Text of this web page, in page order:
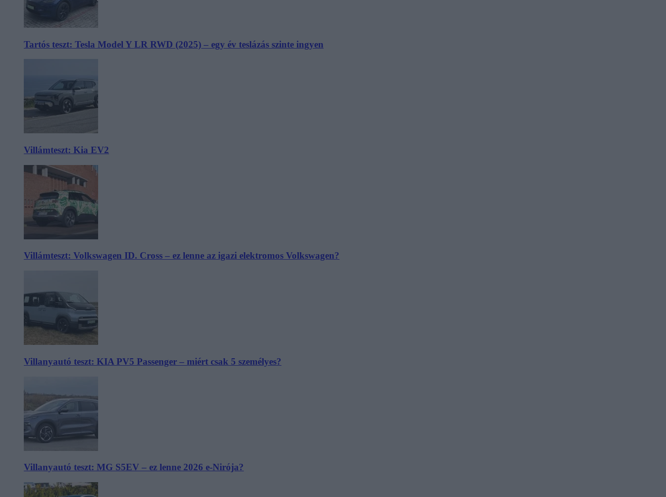
Tartós teszt: Tesla Model Y LR RWD (2025) – egy év teslázás szinte ingyen
Villámteszt: Kia EV2
Villámteszt: Volkswagen ID. Cross – ez lenne az igazi elektromos Volkswagen?
Villanyautó teszt: KIA PV5 Passenger – miért csak 5 személyes?
Villanyautó teszt: MG S5EV – ez lenne 2026 e-Nirója?